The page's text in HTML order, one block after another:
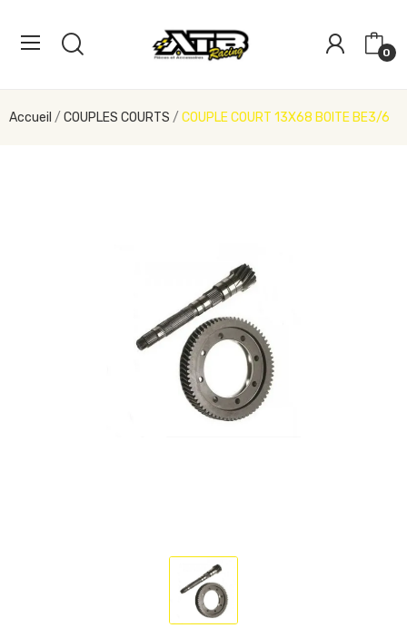
0
Accueil COUPLES COURTS COUPLE COURT 13X68 BOITE BE3/6